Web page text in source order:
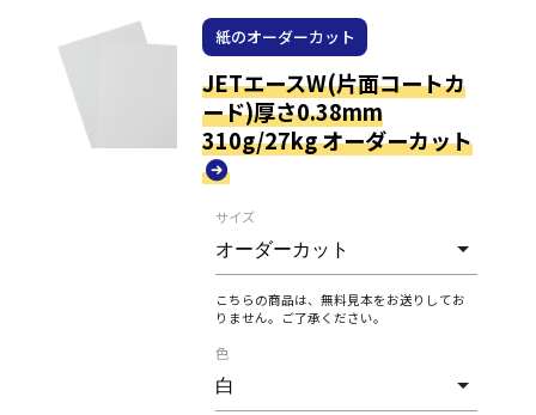
紙のオーダーカット
JETエースW(片面コートカ
ード)厚さ0.38mm
310g/27kg オーダーカット
サイズ
こちらの商品は、無料見本をお送りしてお
りません。ご了承ください。
色